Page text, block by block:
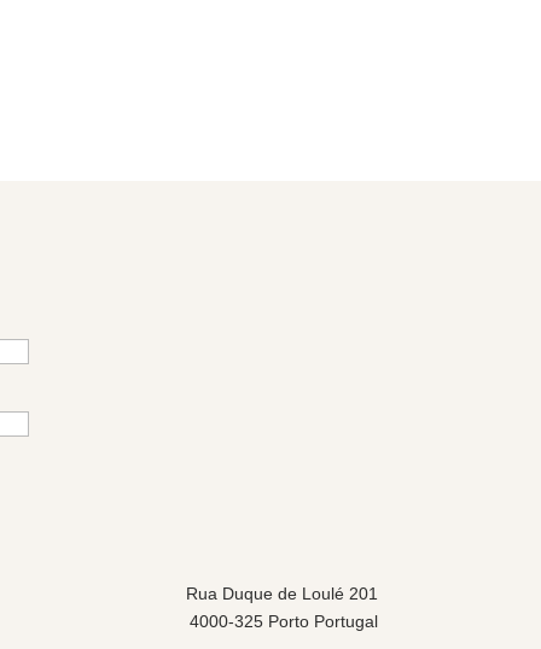
Rua Duque de Loulé 201
4000-325 Porto Portugal